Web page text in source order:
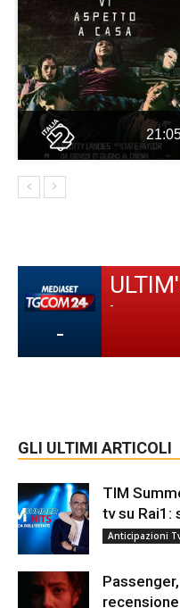
-
-
GLI ULTIMI ARTICOLI
TIM
tv su Rai1:
Anticipazioni
recensione